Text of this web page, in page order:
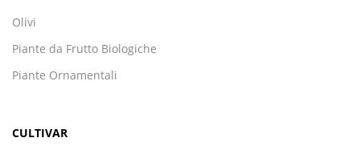
Olivi
Piante da Frutto Biologiche
Piante Ornamentali
CULTIVAR